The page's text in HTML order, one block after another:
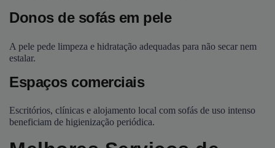
Donos de sofás em pele
A pele pede limpeza e hidratação adequadas para não secar nem
estalar.
Espaços comerciais
Escritórios, clínicas e alojamento local com sofás de uso intenso
beneficiam de higienização periódica.